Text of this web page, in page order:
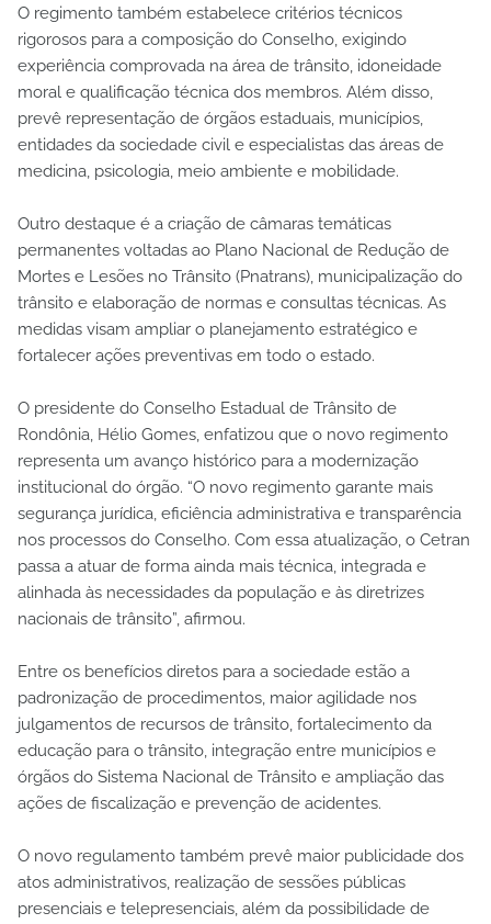
O regimento também estabelece critérios técnicos
rigorosos para a composição do Conselho, exigindo
experiência comprovada na área de trânsito, idoneidade
moral e qualificação técnica dos membros. Além disso,
prevê representação de órgãos estaduais, municípios,
entidades da sociedade civil e especialistas das áreas de
medicina, psicologia, meio ambiente e mobilidade.
Outro destaque é a criação de câmaras temáticas
permanentes voltadas ao Plano Nacional de Redução de
Mortes e Lesões no Trânsito (Pnatrans), municipalização do
trânsito e elaboração de normas e consultas técnicas. As
medidas visam ampliar o planejamento estratégico e
fortalecer ações preventivas em todo o estado.
O presidente do Conselho Estadual de Trânsito de
Rondônia, Hélio Gomes, enfatizou que o novo regimento
representa um avanço histórico para a modernização
institucional do órgão. “O novo regimento garante mais
segurança jurídica, eficiência administrativa e transparência
nos processos do Conselho. Com essa atualização, o Cetran
passa a atuar de forma ainda mais técnica, integrada e
alinhada às necessidades da população e às diretrizes
nacionais de trânsito”, afirmou.
Entre os benefícios diretos para a sociedade estão a
padronização de procedimentos, maior agilidade nos
julgamentos de recursos de trânsito, fortalecimento da
educação para o trânsito, integração entre municípios e
órgãos do Sistema Nacional de Trânsito e ampliação das
ações de fiscalização e prevenção de acidentes.
O novo regulamento também prevê maior publicidade dos
atos administrativos, realização de sessões públicas
presenciais e telepresenciais, além da possibilidade de